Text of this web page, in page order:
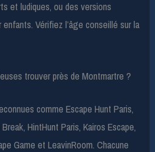
et ludiques, ou des versions
Vérifiez l’âge conseillé sur la
trouver près de Montmartre ?
comme Escape Hunt Paris,
HintHunt Paris, Kairos Escape,
Game et LeavinRoom. Chacune